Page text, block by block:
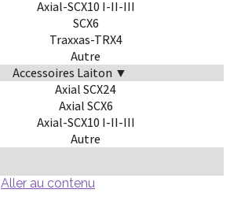
Axial-SCX10 I-II-III
SCX6
Traxxas-TRX4
Autre
Accessoires Laiton ▼
Axial SCX24
Axial SCX6
Axial-SCX10 I-II-III
Autre
Aller au contenu